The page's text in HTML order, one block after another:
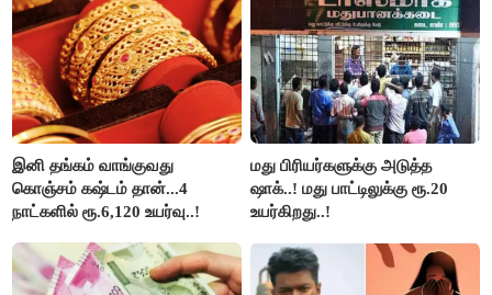
இனி தங்கம் வாங்குவது
கொஞ்சம் கஷ்டம் தான்...4
நாட்களில் ரூ.6,120 உயர்வு..!
மது பிரியர்களுக்கு அடுத்த
ஷாக்..! மது பாட்டிலுக்கு ரூ.20
உயர்கிறது..!